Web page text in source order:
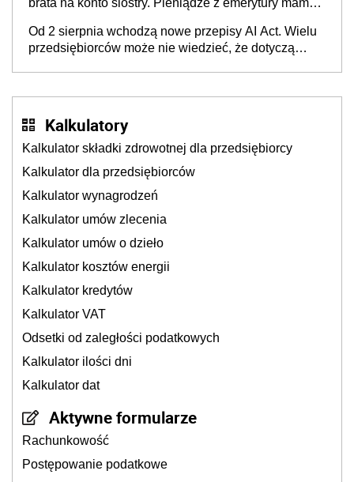
brata na konto siostry. Pieniądze z emerytury mamy
będzie
Od 2 sierpnia wchodzą nowe przepisy AI Act. Wielu
przedsiębiorców może nie wiedzieć, że dotyczą
Kalkulatory
Kalkulator składki zdrowotnej dla przedsiębiorcy
Kalkulator dla przedsiębiorców
Kalkulator wynagrodzeń
Kalkulator umów zlecenia
Kalkulator umów o dzieło
Kalkulator kosztów energii
Kalkulator kredytów
Kalkulator VAT
Odsetki od zaległości podatkowych
Kalkulator ilości dni
Kalkulator dat
Aktywne formularze
Rachunkowość
Postępowanie podatkowe